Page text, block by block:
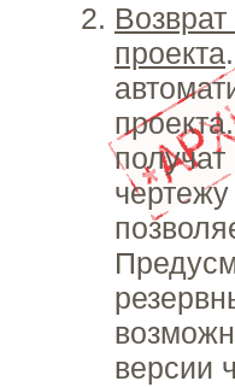
проекта
версии